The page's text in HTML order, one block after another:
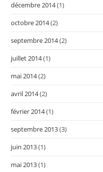
décembre 2014(1)
octobre 2014(2)
septembre 2014(2)
juillet 2014(1)
mai 2014(2)
avril 2014(2)
février 2014(1)
septembre 2013(3)
juin 2013(1)
mai 2013(1)